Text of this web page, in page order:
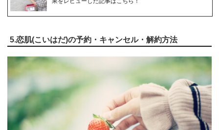
5.恋肌(こいはだ)の予約・キャンセル・解約方法